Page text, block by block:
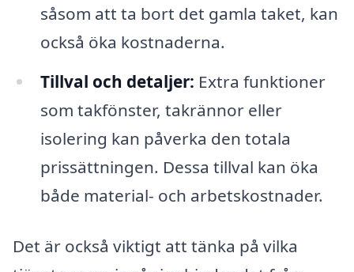
såsom att ta bort det gamla taket, kan
också öka kostnaderna.
Tillval och detaljer: Extra funktioner
som takfönster, takrännor eller
isolering kan påverka den totala
prissättningen. Dessa tillval kan öka
både material- och arbetskostnader.
Det är också viktigt att tänka på vilka